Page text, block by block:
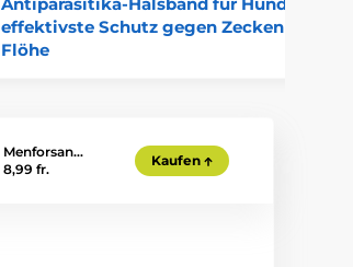
effektivste Schutz gegen Zecken und
Flöhe
Menforsan…
8,99 fr.
Kaufen